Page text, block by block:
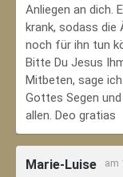
Anliegen an dich.
krank, sodass die
noch für ihn tun
Bitte Du Jesus
Mitbeten, sage
Gottes Segen
allen. Deo gratias
Marie-Luise am